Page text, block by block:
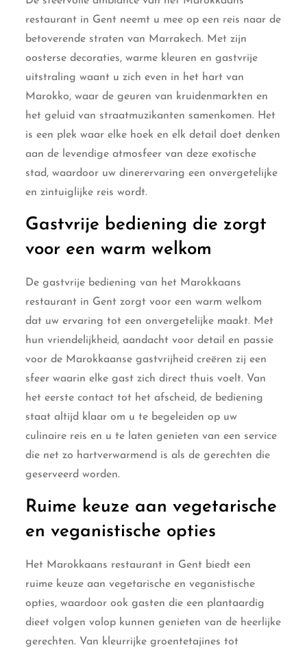
restaurant in Gent neemt u mee op een reis naar de
betoverende straten van Marrakech. Met zijn
oosterse decoraties, warme kleuren en gastvrije
uitstraling waant u zich even in het hart van
Marokko, waar de geuren van kruidenmarkten en
het geluid van straatmuzikanten samenkomen. Het
is een plek waar elke hoek en elk detail doet denken
aan de levendige atmosfeer van deze exotische
stad, waardoor uw dinerervaring een onvergetelijke
en zintuiglijke reis wordt.
Gastvrije bediening die zorgt
voor een warm welkom
De gastvrije bediening van het Marokkaans
restaurant in Gent zorgt voor een warm welkom
dat uw ervaring tot een onvergetelijke maakt. Met
hun vriendelijkheid, aandacht voor detail en passie
voor de Marokkaanse gastvrijheid creëren zij een
sfeer waarin elke gast zich direct thuis voelt. Van
het eerste contact tot het afscheid, de bediening
staat altijd klaar om u te begeleiden op uw
culinaire reis en u te laten genieten van een service
die net zo hartverwarmend is als de gerechten die
geserveerd worden.
Ruime keuze aan vegetarische
en veganistische opties
Het Marokkaans restaurant in Gent biedt een
ruime keuze aan vegetarische en veganistische
opties, waardoor ook gasten die een plantaardig
dieet volgen volop kunnen genieten van de heerlijke
gerechten. Van kleurrijke groentetajines tot